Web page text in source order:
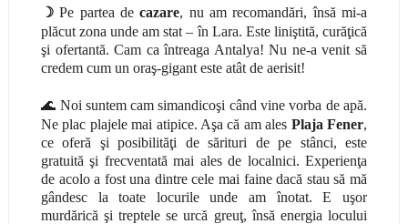
☽ Pe partea decazare, nu am recomandări, însă mi-a
plăcut zona unde am stat – în Lara. Este liniştită, curăţică
şi ofertantă. Cam ca întreaga Antalya! Nu ne-a venit să
credem cum un oraş-gigant este atât de aerisit!
🌊 Noi suntem cam simandicoşi când vine vorba de apă.
Ne plac plajele mai atipice. Aşa că am ales Plaja Fener,
ce oferă şi posibilităţi de sărituri de pe stânci, este
gratuită şi frecventată mai ales de localnici. Experienţa
de acolo a fost una dintre cele mai faine dacă stau să mă
gândesc la toate locurile unde am înotat. E uşor
murdărică şi treptele se urcă greuţ, însă energia locului